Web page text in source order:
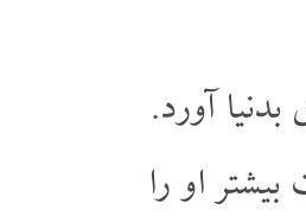
آورد.
او را